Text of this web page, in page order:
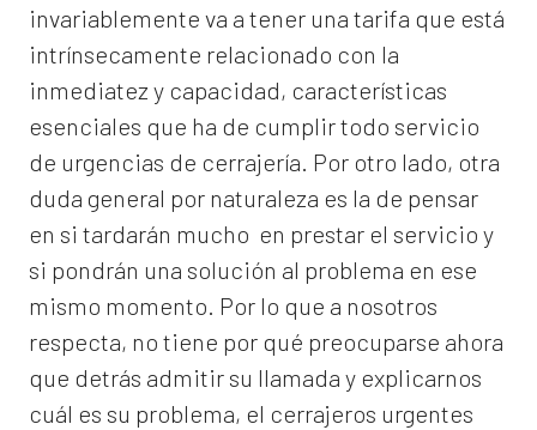
invariablemente va a tener una tarifa que está
intrínsecamente relacionado con la
inmediatez y capacidad, características
esenciales que ha de cumplir todo servicio
de urgencias de cerrajería. Por otro lado, otra
duda general por naturaleza es la de pensar
en si tardarán mucho en prestar el servicio y
si pondrán una solución al problema en ese
mismo momento. Por lo que a nosotros
respecta, no tiene por qué preocuparse ahora
que detrás admitir su llamada y explicarnos
cuál es su problema, el cerrajeros urgentes